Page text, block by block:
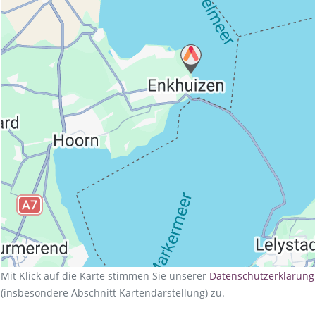
Datenschutzerklärung
Mit Klick auf die Karte stimmen Sie unserer Datenschutzerklärung
(insbesondere Abschnitt Kartendarstellung) zu.